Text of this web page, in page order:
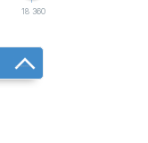
18 360